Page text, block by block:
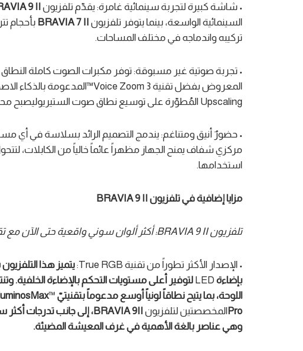
• شاشة كبيرة لتجربة سينمائية غامرة: يقدّم تلفزيون 9 II
السينمائية الواسعة، بينما يتوفر تلفزيون BRAVIA 7 II
تركيبه واندماجه في مختلف المساحات.
• تجربة صوتية غير مسبوقة: توفر مكبرات الصوت كاملة النطاق
Upscaling المُطوّرة على توسيع نطاق صوت الستيريوليصبح محيطياً ثلاثي الأبعاد.
• حضورٌ أنيق ومتناغم:يندمج التصميم الرائد بسلاسة في أي
مركزي شفاف يمنح الجهاز مظهراً عائماً خالياً من الكابلات،
استخدامها.
مزايا إضافية فيتلفزيون BRAVIA 9 II
تلفزيونBRAVIA 9 II
:أكثر ألوان سوني واقعية حتى الآن مع
• الإصدار الأكثر تطوراً من تقنية True RGB: يتميز هذا التلفزيون
بإضاءة LED لتوفير أعلى مستويات التحكم بالإضاءة الخلفية.
اللوحة، بما يتيح نطاقاً لونياً أوسع مدعوماً بتقنيتي ™
Max
Proالمخصصتين لتلفزيون BRAVIA 9II، إلى جانب تدرجات
وهي عناصر بالغة الأهمية في غرف المعيشة المضيئة.